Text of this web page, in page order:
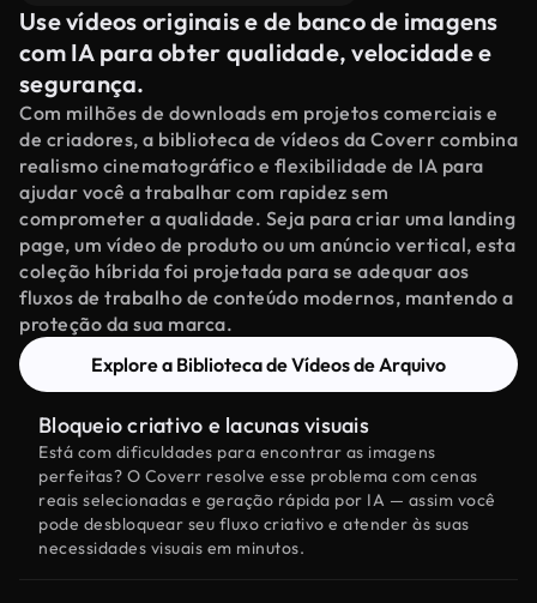
Use vídeos originais e de banco de imagens
com IA para obter qualidade, velocidade e
segurança.
Com milhões de downloads em projetos comerciais e
de criadores, a biblioteca de vídeos da Coverr combina
realismo cinematográfico e flexibilidade de IA para
ajudar você a trabalhar com rapidez sem
comprometer a qualidade. Seja para criar uma landing
page, um vídeo de produto ou um anúncio vertical, esta
coleção híbrida foi projetada para se adequar aos
fluxos de trabalho de conteúdo modernos, mantendo a
proteção da sua marca.
Explore a Biblioteca de Vídeos de Arquivo
Bloqueio criativo e lacunas visuais
Está com dificuldades para encontrar as imagens
perfeitas? O Coverr resolve esse problema com cenas
reais selecionadas e geração rápida por IA — assim você
pode desbloquear seu fluxo criativo e atender às suas
necessidades visuais em minutos.